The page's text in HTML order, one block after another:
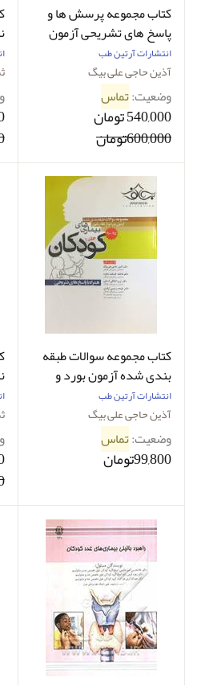
کتاب مجموعه پرسش ها و
پاسخ های تشریحی آزمون
ورودی فوق تخصص کودکان
از 1399 تا 1403
انتشارات آرتین طب
آذین حاجی علی بیگ
وضعیت:تماس
540,000 تومان
600,000تومان
کتاب مجموعه سوالات طبقه
بندی شده آزمون بورد و
ارتقاء و فوق بیماری های
تفکیک مباحث) - همراه با
پاسخ های تشریحی - جلد
انتشارات آرتین طب
آذین حاجی علی بیگ
وضعیت:تماس
99,800تومان